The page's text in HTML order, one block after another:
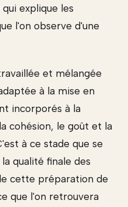
explique les
l'on observe d'une
et mélangée
à la mise en
incorporés à la
cohésion, le goût et la
à ce stade que se
qualité finale des
cette préparation de
que l'on retrouvera